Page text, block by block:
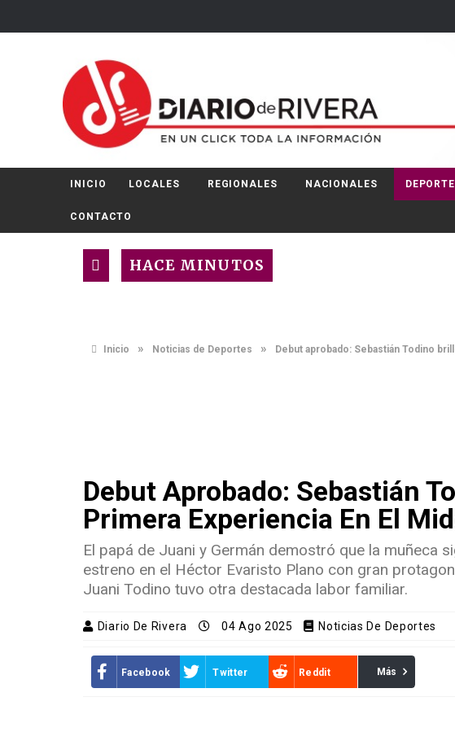
INICIO LOCALES REGIONALES NACIONALES
CONTACTO
HACE MINUTOS
Inicio » Noticias de Deportes » Debut aprobado: Sebastián Todino
Debut Aprobado: Sebastián
Primera Experiencia En El
El papá de Juani y Germán demostró que la muñeca
estreno en el Héctor Evaristo Plano con gran
Juani Todino tuvo otra destacada labor familiar.
Diario De Rivera 04 Ago 2025 Noticias De Deportes
Facebook Twitter Reddit Más